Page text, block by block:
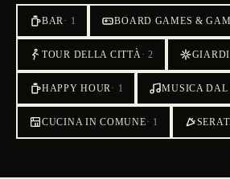
BAR· 1 BOARD GAMES &
TOUR DELLA CITTÀ· 2
HAPPY HOUR· 1 MUSICA
CUCINA IN COMUNE· 1